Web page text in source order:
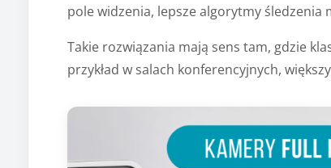
pole widzenia, lepsze algorytmy
Takie rozwiązania mają sens tam, gdzie
przykład w salach konferencyjnych,